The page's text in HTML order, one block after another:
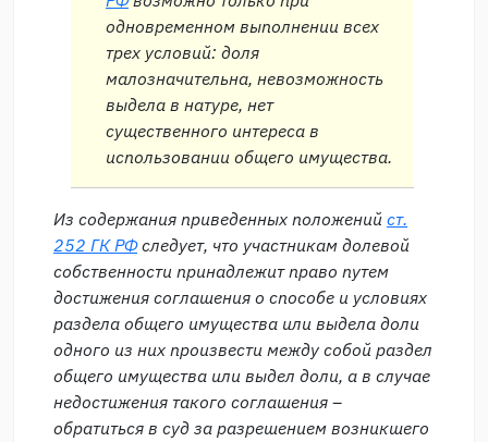
одновременном выполнении всех
трех условий: доля
малозначительна, невозможность
выдела в натуре, нет
существенного интереса в
использовании общего имущества.
Из содержания приведенных положений ст.
252 ГК РФследует, что участникам долевой
собственности принадлежит право путем
достижения соглашения о способе и условиях
раздела общего имущества или выдела доли
одного из них произвести между собой раздел
общего имущества или выдел доли, а в случае
недостижения такого соглашения –
обратиться в суд за разрешением возникшего